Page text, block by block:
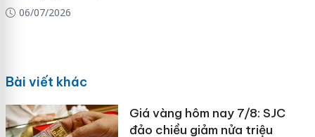
06/07/2026
Bài viết khác
Giá vàng hôm nay 7/8: SJC
đảo chiều giảm nửa triệu